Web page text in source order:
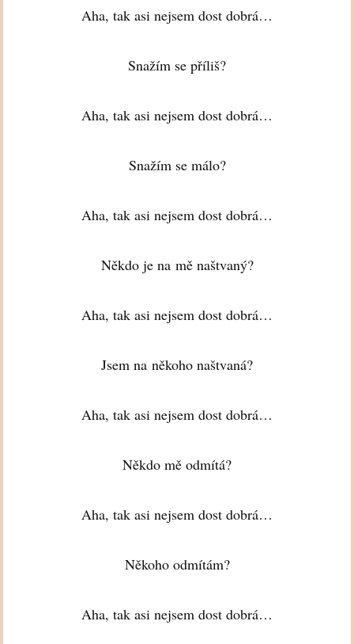
Aha, tak asi nejsem dost dobrá…
Snažím se příliš?
Aha, tak asi nejsem dost dobrá…
Snažím se málo?
Aha, tak asi nejsem dost dobrá…
Někdo je na mě naštvaný?
Aha, tak asi nejsem dost dobrá…
Jsem na někoho naštvaná?
Aha, tak asi nejsem dost dobrá…
Někdo mě odmítá?
Aha, tak asi nejsem dost dobrá…
Někoho odmítám?
Aha, tak asi nejsem dost dobrá…